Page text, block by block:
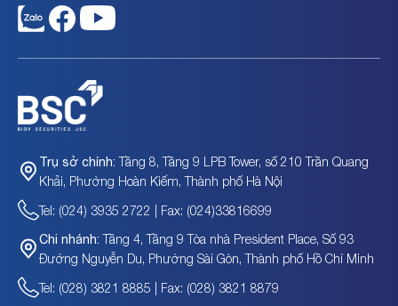
Trụ sở chính: Tầng 8, Tầng 9 LPB Tower, số 210 Trần Quang
Khải, Phường Hoàn Kiếm, Thành phố Hà Nội
Tel: (024) 3935 2722 | Fax: (024)33816699
Chi nhánh: Tầng 4, Tầng 9 Tòa nhà President Place, Số 93
Đường Nguyễn Du, Phường Sài Gòn, Thành phố Hồ Chí Minh
Tel: (028) 3821 8885 | Fax: (028) 3821 8879